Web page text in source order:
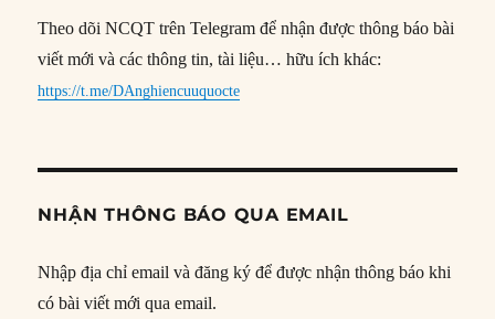
Theo dõi NCQT trên Telegram để nhận được thông báo bài
viết mới và các thông tin, tài liệu… hữu ích khác:
https://t.me/DAnghiencuuquocte
NHẬN THÔNG BÁO QUA EMAIL
Nhập địa chỉ email và đăng ký để được nhận thông báo khi
có bài viết mới qua email.